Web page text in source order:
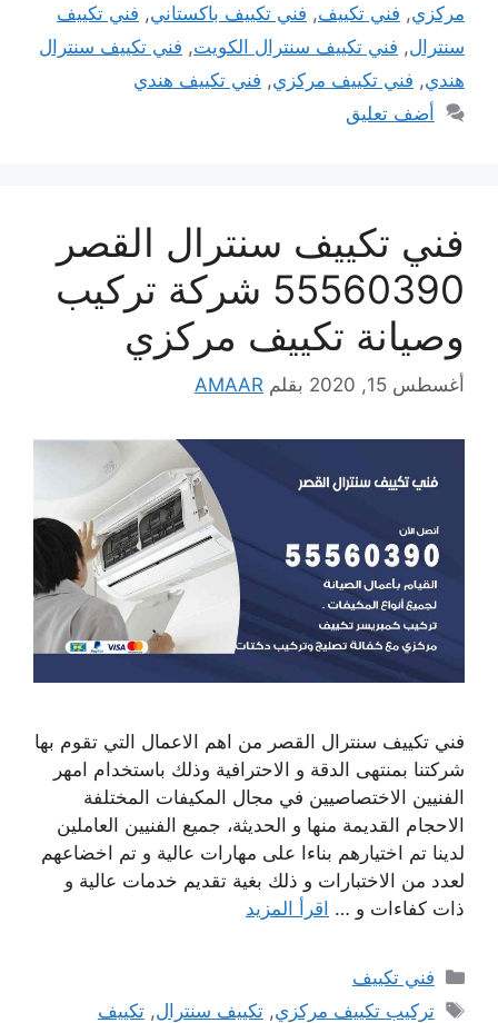
مركزي, فني تكييف, فني تكييف باكستاني, فني تكييف
سنترال, فني تكييف سنترال الكويت, فني تكييف سنترال
هندي, فني تكييف مركزي, فني تكييف هندي
أضف تعليق
فني تكييف سنترال القصر
55560390 شركة تركيب
وصيانة تكييف مركزي
أغسطس 15, 2020 بقلم AMAAR
فني تكييف سنترال القصر من اهم الاعمال التي تقوم بها
شركتنا بمنتهى الدقة و الاحترافية وذلك باستخدام امهر
الفنيين الاختصاصيين في مجال المكيفات المختلفة
الاحجام القديمة منها و الحديثة، جميع الفنيين العاملين
لدينا تم اختيارهم بناءا على مهارات عالية و تم اخضاعهم
لعدد من الاختبارات و ذلك بغية تقديم خدمات عالية و
ذات كفاءات و … اقرأ المزيد
التصنيفات
فني تكييف
الوسوم
تركيب تكييف مركزي,تكييف سنترال,تكييف